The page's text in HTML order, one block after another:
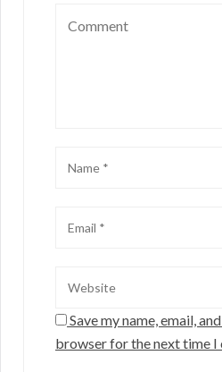
Save my name, email,
browser for the next time I